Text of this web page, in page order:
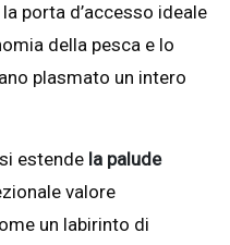
porta d’accesso ideale
della pesca e lo
plasmato un intero
estende la palude
valore
un labirinto di